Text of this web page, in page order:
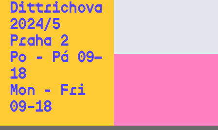
Dittrichova
2024/5
Praha 2
Po - Pá 09—
18
Mon - Fri
09–18